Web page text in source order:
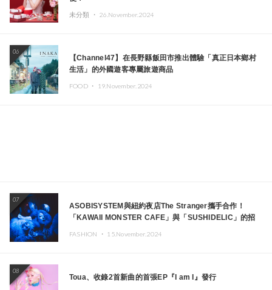
未分類 ・ 26.November.2024
06
【Channel47】在長野縣飯田市推出體驗「真正日本鄉村
生活」的外國遊客專屬旅遊商品
FOOD ・ 19.November.2024
07
ASOBISYSTEM與紐約夜店The Stranger攜手合作！
「KAWAII MONSTER CAFE」與「SUSHIDELIC」的招
FASHION ・ 15.November.2024
08
Toua、收錄2首新曲的首張EP『I am I』發行